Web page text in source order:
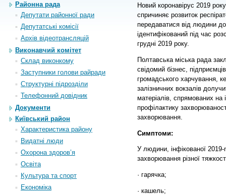
Районна рада
Депутати районної ради
Депутатські комісії
Архiв вiдеотрансляцiй
Виконавчий комітет
Склад виконкому
Заступники голови райради
Структурні підрозділи
Телефонний довідник
Документи
Київський район
Характеристика району
Видатні люди
Охорона здоров’я
Освіта
Культура та спорт
Економіка
Новий коронавірус 2019
спричиняє розвиток
передаватися від людини
ідентифікований під час
грудні 2019 року.
Полтавська міська рада
свідомий бізнес,
громадського харчування,
залізничних вокзалів
матеріалів, спрямованих
профілактику
захворювання.
Симптоми:
У людини, інфікованої 2019-
захворювання різної
· гарячка;
· кашель;